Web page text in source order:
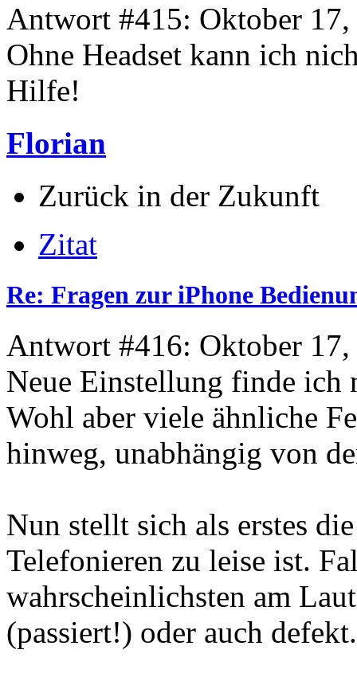
Antwort #415: Oktober
Ohne Headset kann ich
Hilfe!
Florian
Zurück in der Zukunft
Zitat
Re: Fragen zur iPhone
Antwort #416: Oktober
Neue Einstellung finde ich
Wohl aber viele ähnliche
hinweg, unabhängig von
Nun stellt sich als erstes
Telefonieren zu leise ist.
wahrscheinlichsten am
(passiert!) oder auch defekt.